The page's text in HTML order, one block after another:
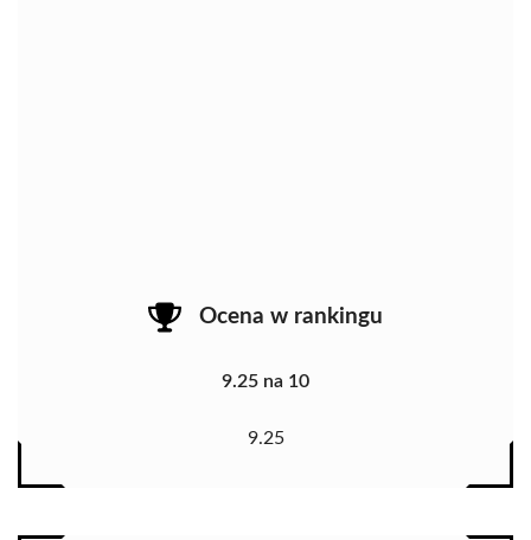
Ocena w rankingu
9.25 na 10
9.25